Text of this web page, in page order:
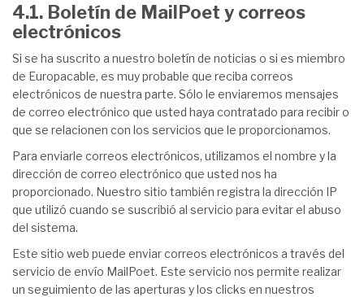
4.1. Boletín de MailPoet y correos
electrónicos
Si se ha suscrito a nuestro boletín de noticias o si es miembro
de Europacable, es muy probable que reciba correos
electrónicos de nuestra parte. Sólo le enviaremos mensajes
de correo electrónico que usted haya contratado para recibir o
que se relacionen con los servicios que le proporcionamos.
Para enviarle correos electrónicos, utilizamos el nombre y la
dirección de correo electrónico que usted nos ha
proporcionado. Nuestro sitio también registra la dirección IP
que utilizó cuando se suscribió al servicio para evitar el abuso
del sistema.
Este sitio web puede enviar correos electrónicos a través del
servicio de envío MailPoet. Este servicio nos permite realizar
un seguimiento de las aperturas y los clicks en nuestros